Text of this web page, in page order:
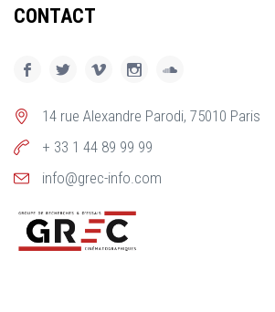
CONTACT
14 rue Alexandre Parodi, 75010 Paris
+ 33 1 44 89 99 99
info@grec-info.com